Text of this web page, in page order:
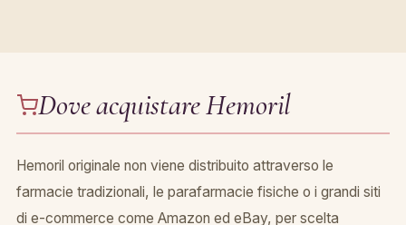
Dove acquistare Hemoril
Hemoril originale non viene distribuito attraverso le
farmacie tradizionali, le parafarmacie fisiche o i grandi siti
di e-commerce come Amazon ed eBay, per scelta